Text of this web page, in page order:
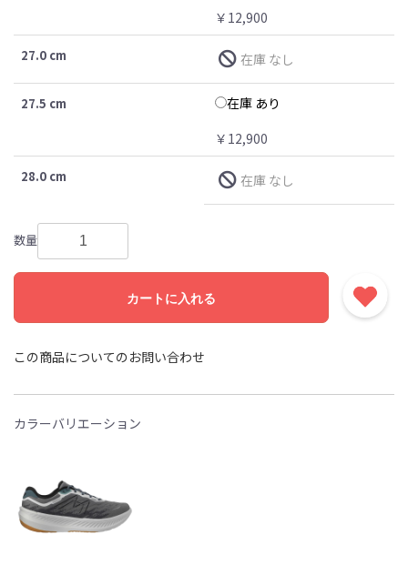
￥12,900
27.0 cm 在庫 なし
27.5 cm
在庫 あり
￥12,900
28.0 cm 在庫 なし
数量
カートに入れる
この商品についてのお問い合わせ
カラーバリエーション